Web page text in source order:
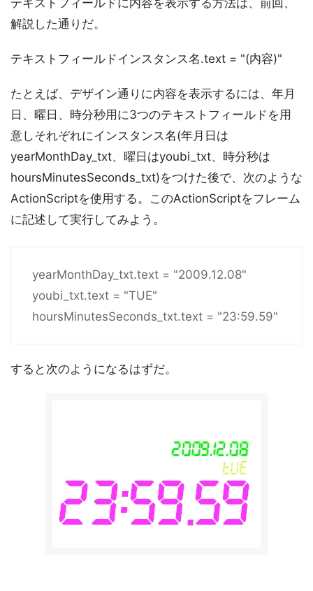
テキストフィールドに内容を表示する方法は、前回、
解説した通りだ。
テキストフィールドインスタンス名.text = "(内容)"
たとえば、デザイン通りに内容を表示するには、年月
日、曜日、時分秒用に3つのテキストフィールドを用
意しそれぞれにインスタンス名(年月日は
yearMonthDay_txt、曜日はyoubi_txt、時分秒は
hoursMinutesSeconds_txt)をつけた後で、次のような
ActionScriptを使用する。このActionScriptをフレーム
に記述して実行してみよう。
yearMonthDay_txt.text = "2009.12.08"
youbi_txt.text = "TUE"
hoursMinutesSeconds_txt.text = "23:59.59"
すると次のようになるはずだ。